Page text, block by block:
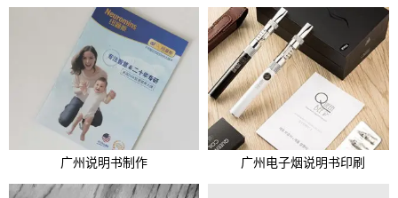
广州说明书制作 广州电子烟说明书印刷